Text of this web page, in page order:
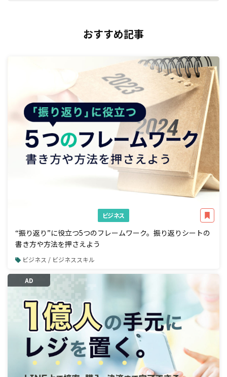
おすすめ記事
ビジネス
“振り返り”に役立つ5つのフレームワーク。振り返りシートの
書き方や方法を押さえよう
ビジネス / ビジネススキル
AD